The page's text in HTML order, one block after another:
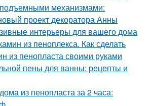
механизмами:
проект декоратора Анны
интерьеры для вашего дома
из пеноплекса. Как сделать
из пенопласта своими руками
пены для ванны: рецепты и
из пенопласта за 2 часа: